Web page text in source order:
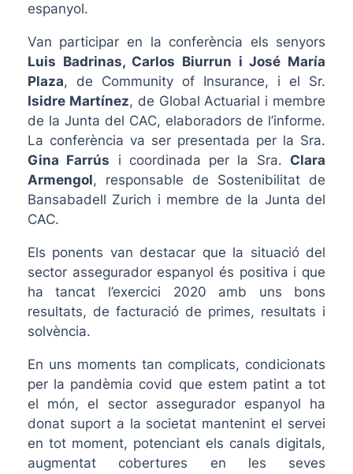
espanyol.
Van participar en la conferència els senyors
Luis Badrinas, Carlos Biurrun i José María
Plaza, de Community of Insurance, i el Sr.
Isidre Martínez, de Global Actuarial i membre
de la Junta del CAC, elaboradors de l’informe.
La conferència va ser presentada per la Sra.
Gina Farrús i coordinada per la Sra. Clara
Armengol, responsable de Sostenibilitat de
Bansabadell Zurich i membre de la Junta del
CAC.
Els ponents van destacar que la situació del
sector assegurador espanyol és positiva i que
ha tancat l’exercici 2020 amb uns bons
resultats, de facturació de primes, resultats i
solvència.
En uns moments tan complicats, condicionats
per la pandèmia covid que estem patint a tot
el món, el sector assegurador espanyol ha
donat suport a la societat mantenint el servei
en tot moment, potenciant els canals digitals,
augmentat cobertures en les seves